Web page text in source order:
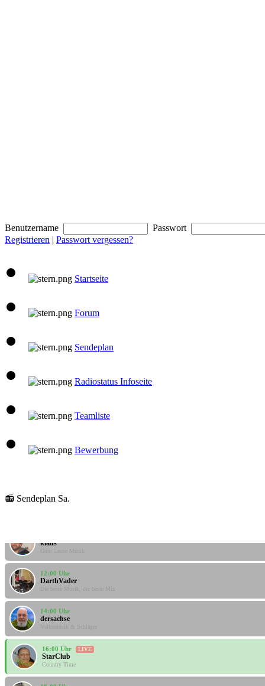
Benutzername
Passwort
Registrieren | Passwort vergessen?
Startseite
Forum
Sendeplan
Radiostatus Infoseite
Teamliste
Bewerbung
📻 Sendeplan Sa.
klaus
Gute Laune Musik
Gute Laune Musik
DarthVader
Die beste Musik, der beste Mix
dersachse
Volksmusik & Schlager
StarClub
Country Time